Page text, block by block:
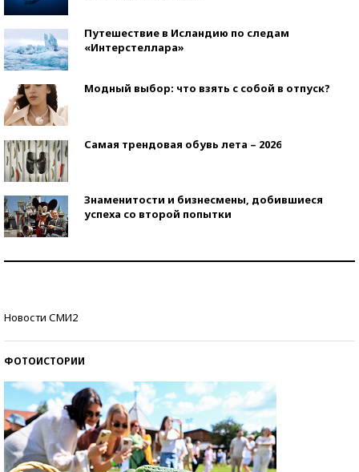
Путешествие в Исландию по следам
«Интерстеллара»
Модный выбор: что взять с собой в отпуск?
Самая трендовая обувь лета – 2026
Знаменитости и бизнесмены, добившиеся
успеха со второй попытки
Новости СМИ2
ФОТОИСТОРИИ